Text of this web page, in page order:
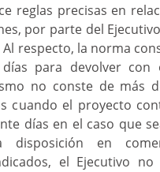
reglas precisas en
por parte del
respecto, la norma
para devolver con
no conste de más
cuando el proyecto
días en el caso que
disposición en
el Ejecutivo